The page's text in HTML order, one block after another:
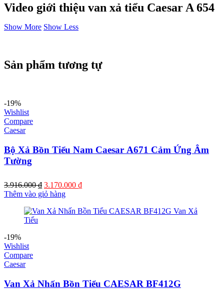
Video giới thiệu van xả tiểu Caesar A 654
Show More Show Less
Sản phẩm tương tự
-19%
Wishlist
Compare
Caesar
Bộ Xả Bồn Tiểu Nam Caesar A671 Cảm Ứng Âm
Tường
3.916.000₫ Giá
gốc
3.916.000 ₫.
3.170.000 ₫Giá
là:
Thêm vào giỏ hàng
-19%
Wishlist
Compare
Caesar
Van Xả Nhấn Bồn Tiểu CAESAR BF412G